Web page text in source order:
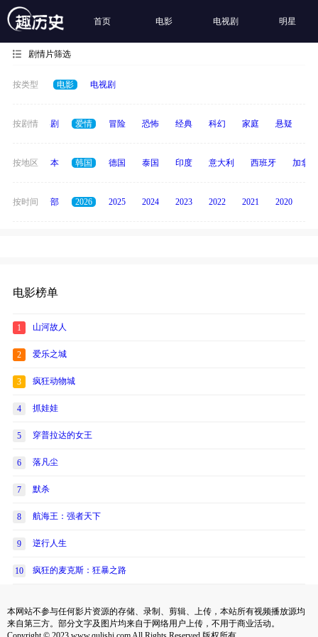
首页 电影 电视剧 明星
剧情片筛选
按类型 电影 电视剧
按剧情
全部 喜剧 爱情 冒险 恐怖 经典 科幻 家庭 悬疑
按地区
英国 日本 韩国 德国 泰国 印度 意大利 西班牙 加拿大
按时间 全部 2026 2025 2024 2023 2022 2021 2020
电影榜单
1 山河故人
2 爱乐之城
3 疯狂动物城
4 抓娃娃
5 穿普拉达的女王
6 落凡尘
7 默杀
8 航海王：强者天下
9 逆行人生
10 疯狂的麦克斯：狂暴之路
本网站不参与任何影片资源的存储、录制、剪辑、上传，本站所有视频播放源均
来自第三方。部分文字及图片均来自于网络用户上传，不用于商业活动。